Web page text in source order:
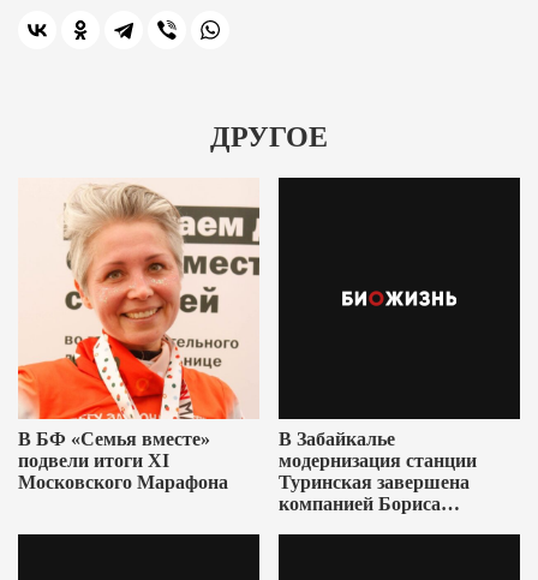
ДРУГОЕ
В БФ «Семья вместе»
подвели итоги XI
Московского Марафона
В Забайкалье
модернизация станции
Туринская завершена
компанией Бориса